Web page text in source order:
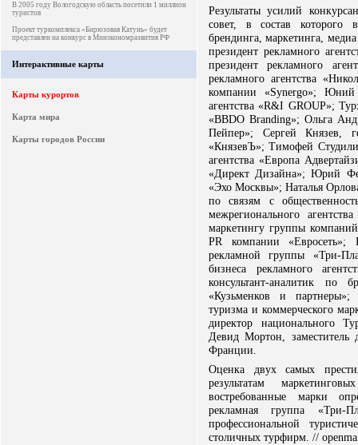
В 2005 году Вологодскую область посетили 1 миллион
туристов
Проект туркомплекса «Бирюзовая Катунь» будет
представлен на конкурс в Минэкономразвития РФ
Интерактивные карты
Карты курортов
Карта мира
Карты городов России
Результаты усилий
совет, в состав которого
брендинга, маркетинга,
президент рекламного
президент рекламного
рекламного агентства
компании «Synergo»; Юний
агентства «R&I GROUP»;
«BBDO Branding»; Ольга
Пейпер»; Сергей Князев,
«КнязевЪ»; Тимофей
агентства «Европа
«Директ Дизайна»; Юрий
«Эхо Москвы»; Наталья
по связям с
межрегионального
маркетингу группы
PR компании «Евросеть»;
рекламной группы «Три-
бизнеса рекламного
консультант-аналитик по
«Кузьменков и партнеры»;
туризма и коммерческого
директор национального
Девид Мортон, заместитель
Франции.
Оценка двух самых
результатам
востребованные марки
рекламная группа «Три-
профессиональной
столичных турфирм. //